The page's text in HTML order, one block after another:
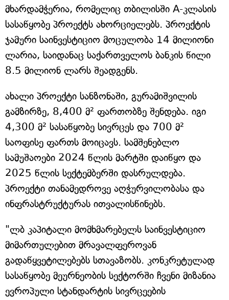
მხარდამჭერია, რომელიც თბილისში A-კლასის
სასაწყობე პროექტს ახორციელებს. პროექტის
ჯამური საინვესტიციო მოცულობა 14 მილიონი
ლარია, საიდანაც საქართველოს ბანკის წილი
8.5 მილიონ ლარს შეადგენს.
ახალი პროექტი სანზონაში, გურამიშვილის
გამზირზე, 8,400 მ² ფართობზე შენდება. იგი
4,300 მ² სასაწყობე სივრცეს და 700 მ²
საოფისე ფართს მოიცავს. სამშენებლო
სამუშაოები 2024 წლის მარტში დაიწყო და
2025 წლის სექტემბერში დასრულდება.
პროექტი თანამედროვე აღჭურვილობასა და
ინფრასტრუქტურას ითვალისწინებს.
"ლბ კაპიტალი მომხმარებელს საინვესტიციო
მიმართულებით მრავალფეროვან
გადაწყვეტილებებს სთავაზობს. კონკრეტულად
სასაწყობე მეურნეობის სექტორში ჩვენი მიზანია
ევროპული სტანდარტის სივრცეების